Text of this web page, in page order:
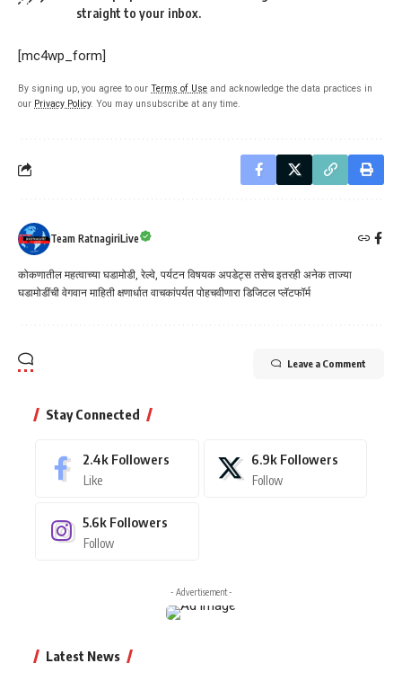
straight to your inbox.
[mc4wp_form]
By signing up, you agree to our Terms of Use and acknowledge the data practices in
our Privacy Policy. You may unsubscribe at any time.
Team RatnagiriLive
कोकणातील महत्वाच्या घडामोडी, रेल्वे, पर्यटन विषयक अपडेट्स तसेच इतरही अनेक ताज्या
घडामोडींची वेगवान माहिती क्षणार्धात वाचकांपर्यत पोहचवीणारा डिजिटल प्लॅटफॉर्म
Leave a Comment
Stay Connected
2.4k Followers
Like
6.9k Followers
Follow
5.6k Followers
Follow
- Advertisement -
Latest News